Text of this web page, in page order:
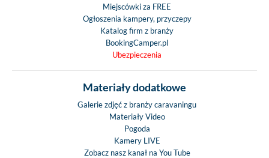
Miejscówki za FREE
Ogłoszenia kampery, przyczepy
Katalog firm z branży
BookingCamper.pl
Ubezpieczenia
Materiały dodatkowe
Galerie zdjęć z branży caravaningu
Materiały Video
Pogoda
Kamery LIVE
Zobacz nasz kanał na You Tube